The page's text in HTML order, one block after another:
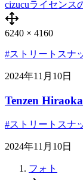
cizucuライセンス
6240 × 4160
#ストリートスナ
2024年11月10日
Tenzen Hiraoka
#ストリートスナ
2024年11月10日
フォト